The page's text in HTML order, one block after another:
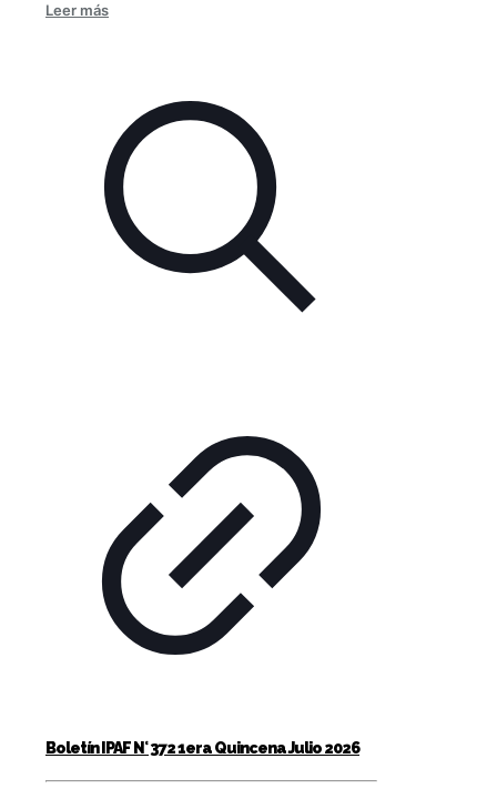
Leer más
Boletín IPAF N° 372 1era Quincena Julio 2026